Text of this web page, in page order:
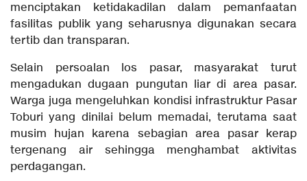
menciptakan ketidakadilan dalam pemanfaatan
fasilitas publik yang seharusnya digunakan secara
tertib dan transparan.
Selain persoalan los pasar, masyarakat turut
mengadukan dugaan pungutan liar di area pasar.
Warga juga mengeluhkan kondisi infrastruktur Pasar
Toburi yang dinilai belum memadai, terutama saat
musim hujan karena sebagian area pasar kerap
tergenang air sehingga menghambat aktivitas
perdagangan.